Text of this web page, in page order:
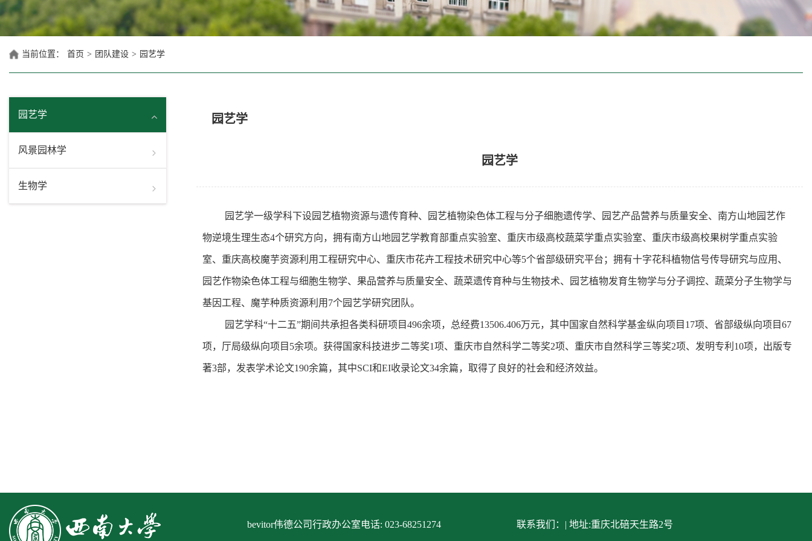
当前位置： 首页 > 团队建设 > 园艺学
园艺学
风景园林学
生物学
园艺学
园艺学
园艺学一级学科下设园艺植物资源与遗传育种、园艺植物染色体工程与分子细胞遗传学、园艺产品营养与质量安全、南方山地园艺作
物逆境生理生态4个研究方向，拥有南方山地园艺学教育部重点实验室、重庆市级高校蔬菜学重点实验室、重庆市级高校果树学重点实验
室、重庆高校魔芋资源利用工程研究中心、重庆市花卉工程技术研究中心等5个省部级研究平台；拥有十字花科植物信号传导研究与应用、
园艺作物染色体工程与细胞生物学、果品营养与质量安全、蔬菜遗传育种与生物技术、园艺植物发育生物学与分子调控、蔬菜分子生物学与
基因工程、魔芋种质资源利用7个园艺学研究团队。
园艺学科“十二五”期间共承担各类科研项目496余项，总经费13506.406万元，其中国家自然科学基金纵向项目17项、省部级纵向项目67
项，厅局级纵向项目5余项。获得国家科技进步二等奖1项、重庆市自然科学二等奖2项、重庆市自然科学三等奖2项、发明专利10项，出版专
著3部，发表学术论文190余篇，其中SCI和EI收录论文34余篇，取得了良好的社会和经济效益。
bevitor伟德公司行政办公室电话: 023-68251274 联系我们：| 地址:重庆北碚天生路2号